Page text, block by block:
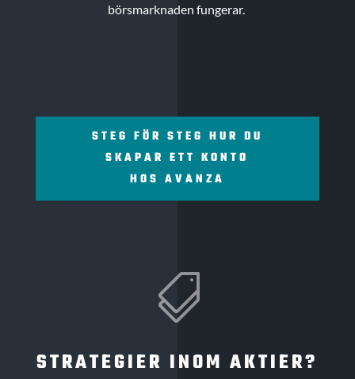
börsmarknaden fungerar.
STEG FÖR STEG HUR DU
SKAPAR ETT KONTO
HOS AVANZA

STRATEGIER INOM AKTIER?